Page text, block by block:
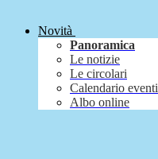
Novità
Panoramica
Le notizie
Le circolari
Calendario eventi
Albo online